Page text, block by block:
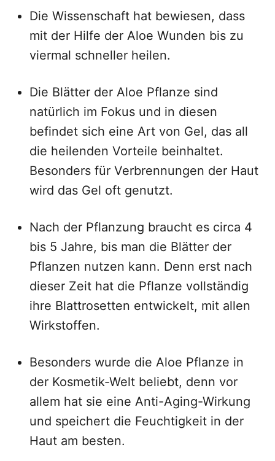
Die Wissenschaft hat bewiesen, dass
mit der Hilfe der Aloe Wunden bis zu
viermal schneller heilen.
Die Blätter der Aloe Pflanze sind
natürlich im Fokus und in diesen
befindet sich eine Art von Gel, das all
die heilenden Vorteile beinhaltet.
Besonders für Verbrennungen der Haut
wird das Gel oft genutzt.
Nach der Pflanzung braucht es circa 4
bis 5 Jahre, bis man die Blätter der
Pflanzen nutzen kann. Denn erst nach
dieser Zeit hat die Pflanze vollständig
ihre Blattrosetten entwickelt, mit allen
Wirkstoffen.
Besonders wurde die Aloe Pflanze in
der Kosmetik-Welt beliebt, denn vor
allem hat sie eine Anti-Aging-Wirkung
und speichert die Feuchtigkeit in der
Haut am besten.